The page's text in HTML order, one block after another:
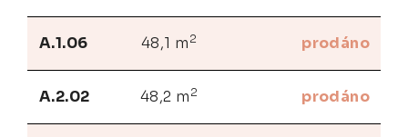
A.1.06 48,1 m 2 prodáno
A.2.02 48,2 m 2 prodáno